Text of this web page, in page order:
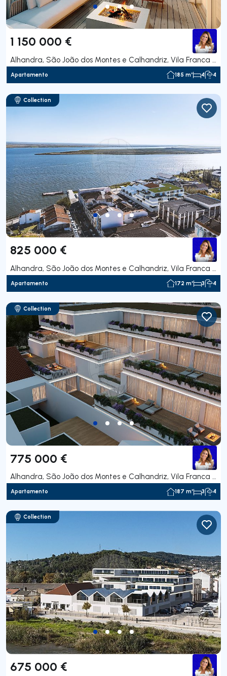
1 150 000 €
Alhandra, São João dos Montes e Calhandriz, Vila Franca de Xira
Apartamento 185 m² 4 4
Collection
825 000 €
Apartamento 172 m² 3 4
Collection
775 000 €
Alhandra, São João dos Montes e Calhandriz, Vila Franca de Xira
Apartamento 187 m² 3 4
Collection
675 000 €